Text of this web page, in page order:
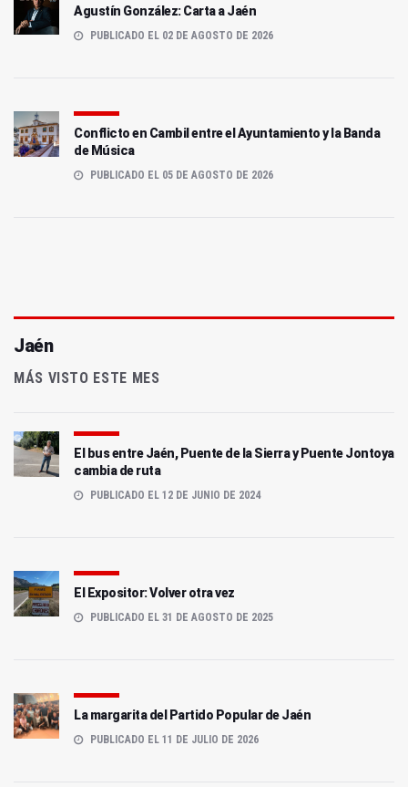
Agustín González: Carta a Jaén
PUBLICADO EL 02 DE AGOSTO DE 2026
Conflicto en Cambil entre el Ayuntamiento y la Banda
de Música
PUBLICADO EL 05 DE AGOSTO DE 2026
Jaén
MÁS VISTO ESTE MES
El bus entre Jaén, Puente de la Sierra y Puente Jontoya
cambia de ruta
PUBLICADO EL 12 DE JUNIO DE 2024
El Expositor: Volver otra vez
PUBLICADO EL 31 DE AGOSTO DE 2025
La margarita del Partido Popular de Jaén
PUBLICADO EL 11 DE JULIO DE 2026